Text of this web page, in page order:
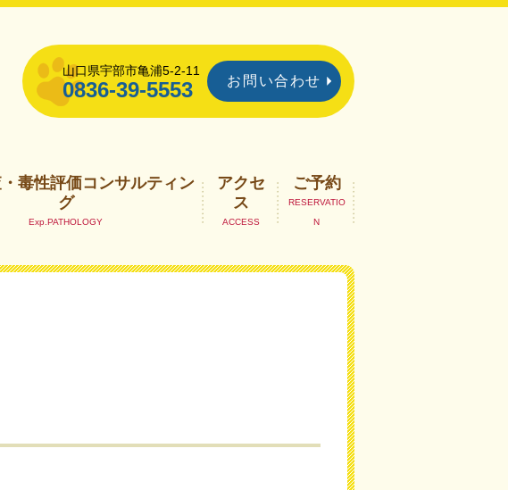
山口県宇部市亀浦5-2-11
0836-39-5553 お問い合わせ
毒性評価コンサルティン
グ
アクセ
ス
ご予約